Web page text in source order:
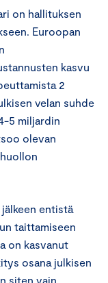
on hallituksen
Euroopan
kasvu
2
velan suhde
5 miljardin
olevan
entistä
taittamiseen
on kasvanut
osana julkisen
siten vain